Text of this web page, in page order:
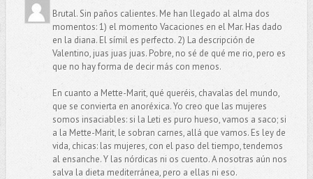
Brutal. Sin paños calientes. Me han llegado al alma dos
momentos: 1) el momento Vacaciones en el Mar. Has dado
en la diana. El símil es perfecto. 2) La descripción de
Valentino, juas juas juas. Pobre, no sé de qué me rio, pero es
que no hay forma de decir más con menos.
En cuanto a Mette-Marit, qué queréis, chavalas del mundo,
que se convierta en anoréxica. Yo creo que las mujeres
somos insaciables: si la Leti es puro hueso, vamos a saco; si
a la Mette-Marit, le sobran carnes, allá que vamos. Es ley de
vida, chicas: las mujeres, con el paso del tiempo, tendemos
al ensanche. Y las nórdicas ni os cuento. A nosotras aún nos
salva la dieta mediterránea, pero a ellas ni eso.